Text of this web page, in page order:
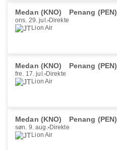
Medan (KNO) Penang (PEN)
ons. 29. jul. Direkte
Lion Air
Medan (KNO) Penang (PEN)
fre. 17. jul. Direkte
Lion Air
Medan (KNO) Penang (PEN)
søn. 9. aug. Direkte
Lion Air